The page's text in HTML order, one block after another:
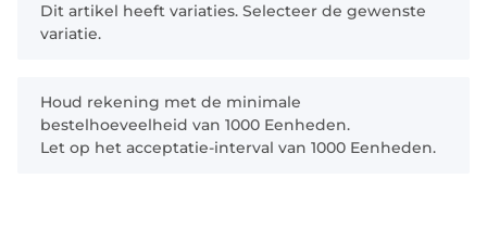
x
Dit artikel heeft variaties. Selecteer de gewenste
variatie.
x
Houd rekening met de minimale
bestelhoeveelheid van 1000 Eenheden.
Let op het acceptatie-interval van 1000 Eenheden.